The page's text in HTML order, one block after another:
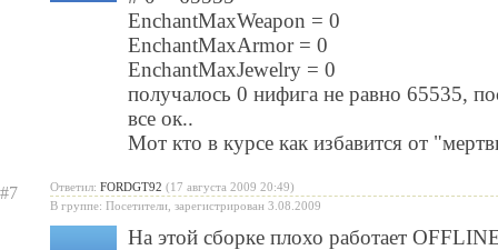
EnchantMaxWeapon = 0
EnchantMaxArmor = 0
EnchantMaxJewelry = 0
получалось 0 нифига не равно 65535,
все ок..
Мот кто в курсе как избавится от
#7 Ответил: FORDGT92 (17 августа 2009 20:49)
В группе: Посетители, зарегистрирован 3.08.2009
На этой сборке плохо работает